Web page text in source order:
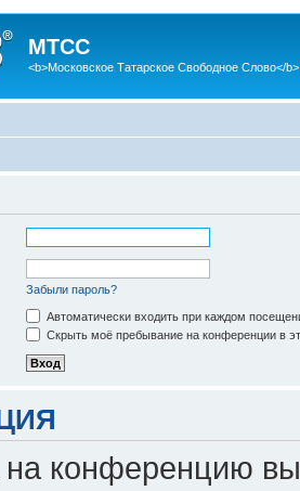
МТСС
<b>Московское Татарское Свободное Слово</b>
Забыли пароль?
Автоматически входить при каждом
Скрыть моё пребывание на конференции в
конференцию